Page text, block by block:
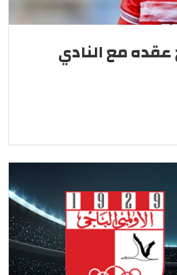
مع النادي